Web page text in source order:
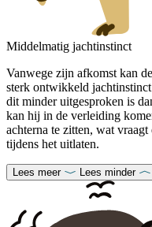
Middelmatig jachtinstinct
Vanwege zijn afkomst kan
sterk ontwikkeld
dit minder uitgesproken is
kan hij in de verleiding
achterna te zitten, wat
tijdens het uitlaten.
Lees meer Lees minder